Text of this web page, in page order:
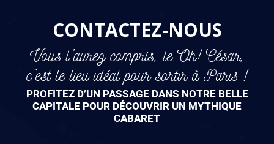
CONTACTEZ-NOUS
Vous l’aurez compris, le Oh! César,
c’est le lieu idéal pour sortir à Paris !
PROFITEZ D’UN PASSAGE DANS NOTRE BELLE
CAPITALE POUR DÉCOUVRIR UN MYTHIQUE
CABARET